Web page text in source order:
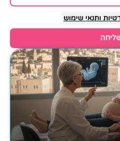
ותנאי שימוש